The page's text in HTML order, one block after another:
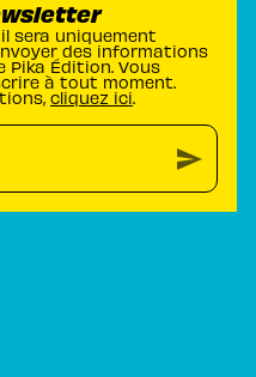
sera uniquement
des informations
Pika Édition. Vous
à tout moment.
cliquez ici.
send